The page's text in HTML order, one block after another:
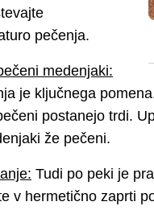
pečenja.
medenjaki:
je ključnega
postanejo trdi.
že pečeni.
Tudi po peki je
v hermetično zaprti